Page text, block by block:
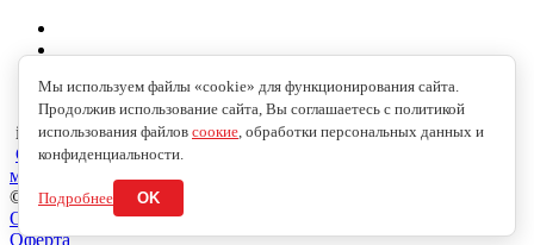
info@24weld.ru
СПб, Балтийская 2/14
м.Нарвская
© 2026 Copyright © 2009-2026 //24WELD.RU//СВАРКА24//
Обработка персональных данных
Оферта
Мы используем файлы «cookie» для функционирования сайта.
Продолжив использование сайта, Вы соглашаетесь с политикой
использования файлов соокие, обработки персональных данных и
конфиденциальности.
Подробнее OK